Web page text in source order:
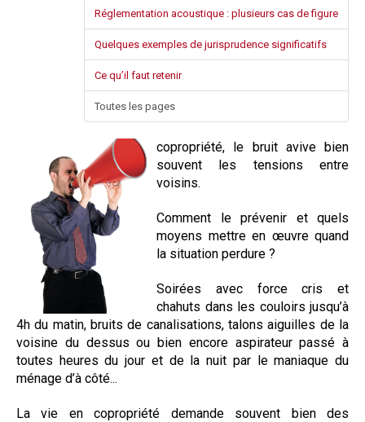
Réglementation acoustique : plusieurs cas de figure
Quelques exemples de jurisprudence significatifs
Ce qu’il faut retenir
Toutes les pages
copropriété, le bruit avive bien
souvent les tensions entre
voisins.
Comment le prévenir et quels
moyens mettre en œuvre quand
la situation perdure ?
Soirées avec force cris et
chahuts dans les couloirs jusqu’à
4h du matin, bruits de canalisations, talons aiguilles de la
voisine du dessus ou bien encore aspirateur passé à
toutes heures du jour et de la nuit par le maniaque du
ménage d’à côté...
La vie en copropriété demande souvent bien des